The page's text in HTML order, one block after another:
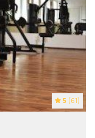
5 (61)